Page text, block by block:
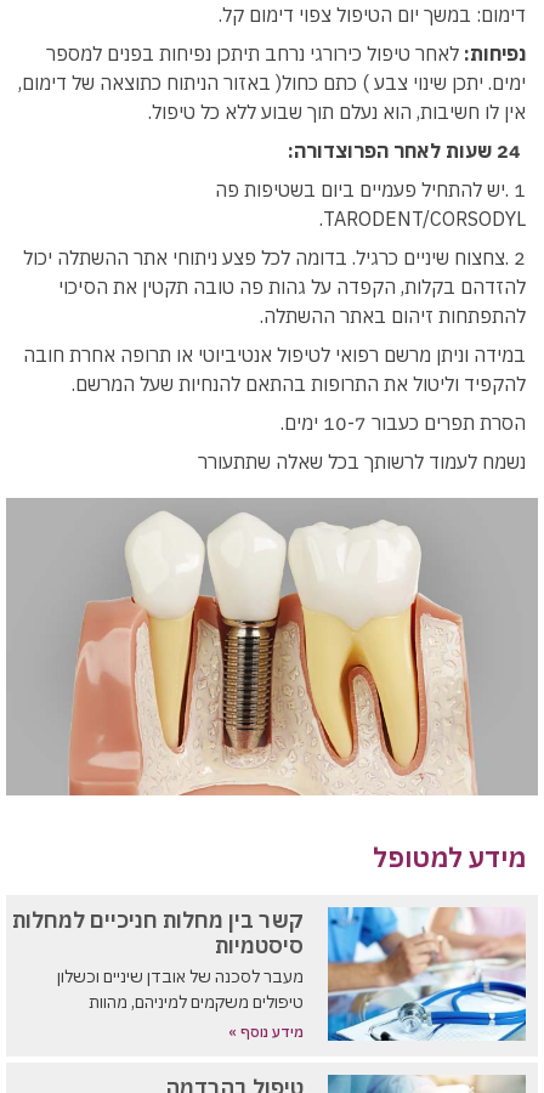
דימום: במשך יום הטיפול צפוי דימום קל.
נפיחות: לאחר טיפול כירורגי נרחב תיתכן נפיחות בפנים למספר
ימים. יתכן שינוי צבע ) כתם כחול( באזור הניתוח כתוצאה של דימום,
אין לו חשיבות, הוא נעלם תוך שבוע ללא כל טיפול.
1 .יש להתחיל פעמיים ביום בשטיפות פה
TARODENT/CORSODYL.
2 .צחצוח שיניים כרגיל. בדומה לכל פצע ניתוחי אתר ההשתלה יכול
להזדהם בקלות, הקפדה על גהות פה טובה תקטין את הסיכוי
להתפתחות זיהום באתר ההשתלה.
במידה וניתן מרשם רפואי לטיפול אנטיביוטי או תרופה אחרת חובה
להקפיד וליטול את התרופות בהתאם להנחיות שעל המרשם.
הסרת תפרים כעבור 10-7 ימים.
נשמח לעמוד לרשותך בכל שאלה שתתעורר
מידע למטופל
קשר בין מחלות חניכיים למחלות
סיסטמיות
מעבר לסכנה של אובדן שיניים וכשלון
טיפולים משקמים למיניהם, מהוות
מידע נוסף »
טיפול בהרדמה